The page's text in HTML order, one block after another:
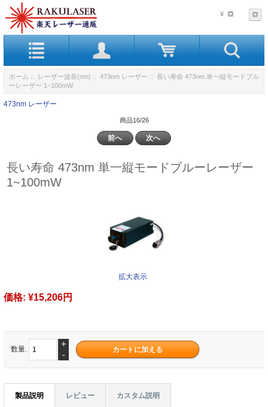
¥
ホーム :: レーザー波長(nm) :: 473nm レーザー :: 長い寿命 473nm 単一縦モードブル
ーレーザー 1~100mW
473nm レーザー
商品16/26
前へ 次へ
長い寿命 473nm 単一縦モードブルーレーザー
1~100mW
拡大表示
価格: ¥15,206円
数量.
+
-
製品説明 レビュー カスタム説明